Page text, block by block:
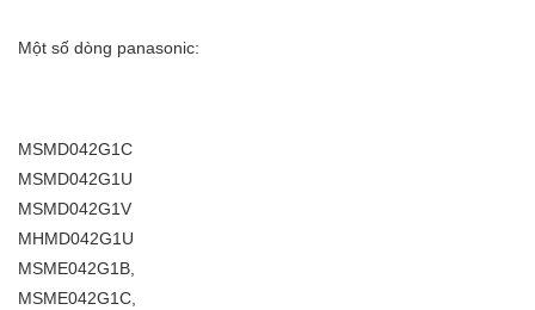
Một số dòng panasonic:
MSMD042G1C
MSMD042G1U
MSMD042G1V
MHMD042G1U
MSME042G1B,
MSME042G1C,